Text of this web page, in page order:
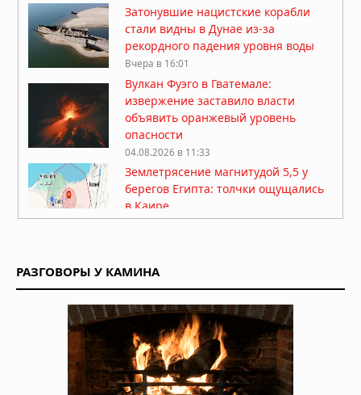
Затонувшие нацистские корабли
стали видны в Дунае из-за
рекордного падения уровня воды
Вчера в 16:01
Вулкан Фуэго в Гватемале:
извержение заставило власти
объявить оранжевый уровень
опасности
04.08.2026 в 11:33
Землетрясение магнитудой 5,5 у
берегов Египта: толчки ощущались
в Каире
2026 году движется к побережью
Восточной Азии
01.08.2026 в 15:17
Землетрясение в Италии: магнитуда
4,7 у Неаполя, повреждения и
отключения электроэнергии
01.08.2026 в 09:32
РАЗГОВОРЫ У КАМИНА